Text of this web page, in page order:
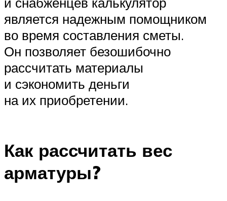
является надежным помощником
во время составления сметы.
Он позволяет безошибочно
рассчитать материалы
и сэкономить деньги
на их приобретении.
Как рассчитать вес
арматуры?